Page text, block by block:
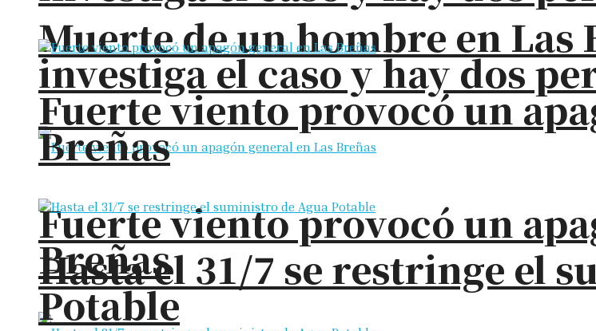
Muerte de un hombre en Las
investiga el caso y hay dos
Fuerte viento provocó un
Breñas
Fuerte viento provocó un
Breñas
Hasta el 31/7 se restringe el
Potable